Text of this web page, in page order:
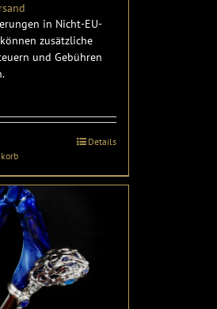
in Nicht-EU-
zusätzliche
und Gebühren
Details